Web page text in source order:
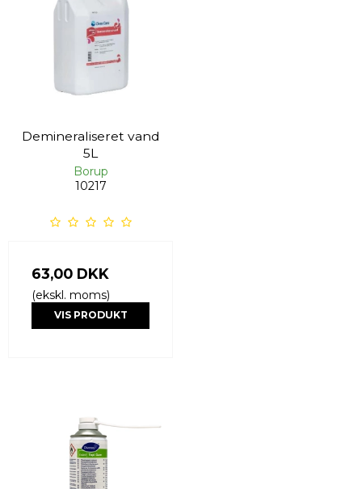
Demineraliseret vand
5L
Borup
10217
63,00 DKK
(ekskl. moms)
VIS PRODUKT